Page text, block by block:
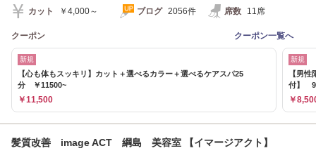
カット ￥4,000～ ブログ 2056件 席数 11席
クーポン クーポン一覧へ
新規
【心も体もスッキリ】カット＋選べるカラー＋選べるケアスパ25
分 ￥11500~
￥11,500
新規
【男
付】
￥
髪質改善 image ACT 綱島 美容室 【イマージアクト】